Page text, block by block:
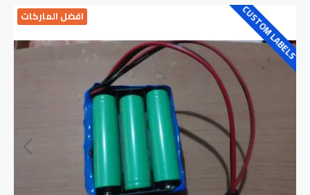
CUSTOM LABELS افضل الماركات